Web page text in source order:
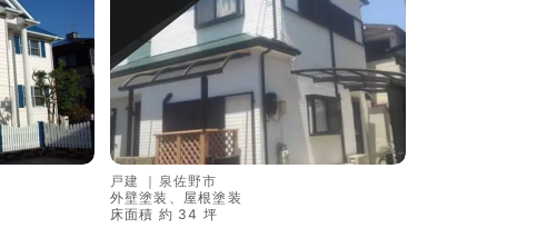
戸建 ｜ 泉佐野市
外壁塗装、屋根塗装
床面積 約 34 坪